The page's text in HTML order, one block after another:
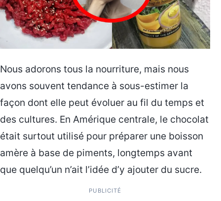
Nous adorons tous la nourriture, mais nous
avons souvent tendance à sous-estimer la
façon dont elle peut évoluer au fil du temps et
des cultures. En Amérique centrale, le chocolat
était surtout utilisé pour préparer une boisson
amère à base de piments, longtemps avant
que quelqu’un n’ait l’idée d’y ajouter du sucre.
PUBLICITÉ